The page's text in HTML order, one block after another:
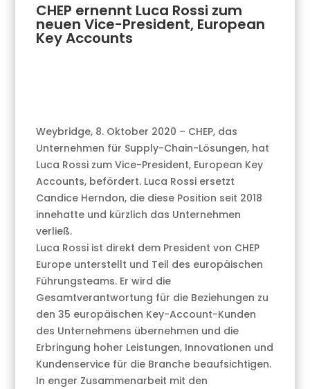
CHEP ernennt Luca Rossi zum
neuen Vice-President, European
Key Accounts
Weybridge, 8. Oktober 2020 – CHEP, das
Unternehmen für Supply-Chain-Lösungen, hat
Luca Rossi zum Vice-President, European Key
Accounts, befördert. Luca Rossi ersetzt
Candice Herndon, die diese Position seit 2018
innehatte und kürzlich das Unternehmen
verließ.
Luca Rossi ist direkt dem President von CHEP
Europe unterstellt und Teil des europäischen
Führungsteams. Er wird die
Gesamtverantwortung für die Beziehungen zu
den 35 europäischen Key-Account-Kunden
des Unternehmens übernehmen und die
Erbringung hoher Leistungen, Innovationen und
Kundenservice für die Branche beaufsichtigen.
In enger Zusammenarbeit mit den